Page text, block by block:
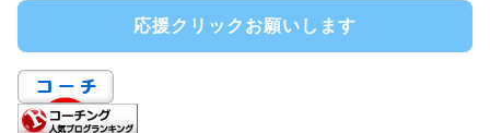
応援クリックお願いします